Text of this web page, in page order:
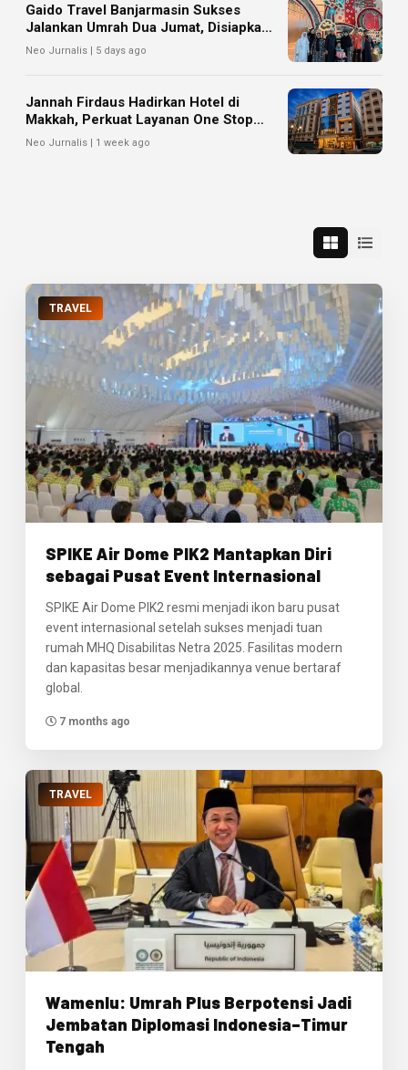
Gaido Travel Banjarmasin Sukses
Jalankan Umrah Dua Jumat, Disiapkan
Jadi Paket Unggulan
Neo Jurnalis | 5 days ago
Jannah Firdaus Hadirkan Hotel di
Makkah, Perkuat Layanan One Stop
Service bagi Jemaah
Neo Jurnalis | 1 week ago
TRAVEL
SPIKE Air Dome PIK2 Mantapkan Diri
sebagai Pusat Event Internasional
SPIKE Air Dome PIK2 resmi menjadi ikon baru pusat
event internasional setelah sukses menjadi tuan
rumah MHQ Disabilitas Netra 2025. Fasilitas modern
dan kapasitas besar menjadikannya venue bertaraf
global.
7 months ago
TRAVEL
Wamenlu: Umrah Plus Berpotensi Jadi
Jembatan Diplomasi Indonesia–Timur
Tengah